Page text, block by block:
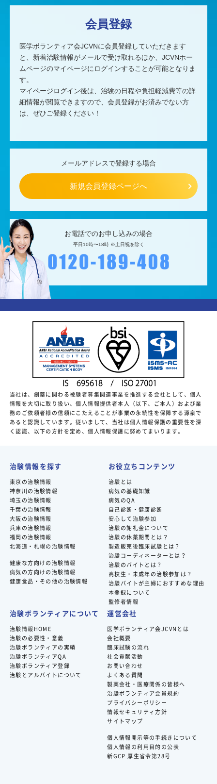
会員登録
医学ボランティア会JCVNに会員登録していただきます
と、 新着治験情報がメールで受け取れるほか、 JCVNホー
ムページのマイページにログインすることが可能となりま
す。
マイページログイン後は、治験の日程や負担軽減費等の詳
細情報が閲覧できますので、 会員登録がお済みでない方
は、ぜひご登録ください！
メールアドレスで登録する場合
新規会員登録ページへ
お電話でのお申し込みの場合
平日10時〜18時 ※土日祝を除く
当社は、創薬に関わる被験者募集関連事業を推進する会社として、個人
情報を大切に取り扱い、個人情報提供者本人（以下、ご本人）および業
務のご依頼者様の信頼にこたえることが事業の永続性を保障する源泉で
あると認識しています。従いまして、当社は個人情報保護の重要性を深
く認識、以下の方針を定め、個人情報保護に努めてまいります。
治験情報を探す
東京の治験情報
神奈川の治験情報
埼玉の治験情報
千葉の治験情報
大阪の治験情報
兵庫の治験情報
福岡の治験情報
北海道・札幌の治験情報
健康な方向けの治験情報
病気の方向けの治験情報
健康食品・その他の治験情報
お役立ちコンテンツ
治験とは
病気の基礎知識
病気のQA
自己診断・健康診断
安心して治験参加
治験の謝礼金について
治験の休薬期間とは？
製造販売後臨床試験とは？
治験コーディネーターとは？
治験のバイトとは？
高校生・未成年の治験参加は？
治験バイトが主婦におすすめな理由
本登録について
監修者情報
治験ボランティアについて
治験情報HOME
治験の必要性・意義
治験ボランティアの実績
治験ボランティアQA
治験ボランティア登録
治験とアルバイトについて
運営会社
医学ボランティア会JCVNとは
会社概要
臨床試験の流れ
社会貢献活動
お問い合わせ
よくある質問
製薬会社・医療関係の皆様へ
治験ボランティア会員規約
プライバシーポリシー
情報セキュリティ方針
サイトマップ
個人情報開示等の手続きについて
個人情報の利用目的の公表
新GCP 厚生省令第28号